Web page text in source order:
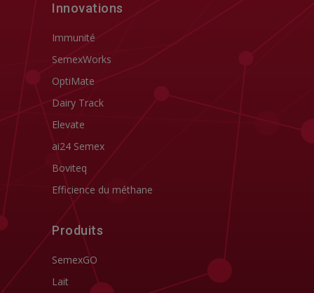
Innovations
Immunité
SemexWorks
OptiMate
Dairy Track
Elevate
ai24 Semex
Boviteq
Efficience du méthane
Produits
SemexGO
Lait